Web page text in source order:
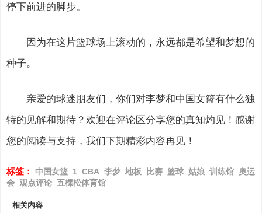
停下前进的脚步。
因为在这片篮球场上滚动的，永远都是希望和梦想的
种子。
亲爱的球迷朋友们，你们对李梦和中国女篮有什么独
特的见解和期待？欢迎在评论区分享您的真知灼见！感谢
您的阅读与支持，我们下期精彩内容再见！
标签： 中国女篮 1 CBA 李梦 地板 比赛 篮球 姑娘 训练馆 奥运
会 观点评论 五棵松体育馆
相关内容